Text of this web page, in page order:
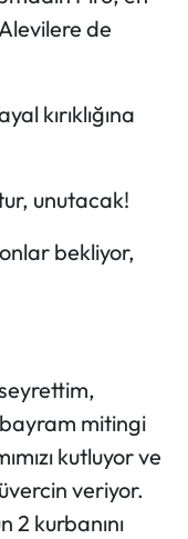
de
kırıklığına
unutacak!
bekliyor,
bayram mitingi
kutluyor ve
veriyor.
2 kurbanını